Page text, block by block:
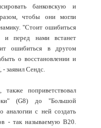
банковскую и
чтобы они могли
"Стоит ошибиться
и перед нами встанет
ошибиться в другом
о восстановлении и
заявил Сендс.
поприветствовал
(G8) до "Большой
аналогии с ней создать
- так называемую B20.